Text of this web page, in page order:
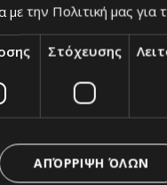
την Πολιτική μας για
Στόχευσης
ΑΠΌΡΡΙΨΗ ΌΛΩΝ